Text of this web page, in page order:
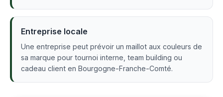
Entreprise locale
Une entreprise peut prévoir un maillot aux couleurs de
sa marque pour tournoi interne, team building ou
cadeau client en Bourgogne-Franche-Comté.